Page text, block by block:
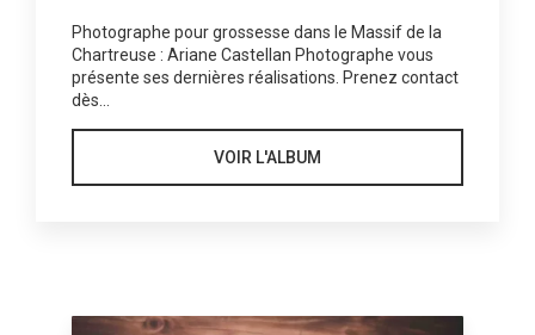
Photographe pour grossesse dans le Massif de la
Chartreuse : Ariane Castellan Photographe vous
présente ses dernières réalisations. Prenez contact
dès...
VOIR L'ALBUM